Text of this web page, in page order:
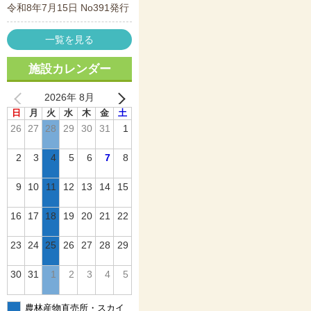
令和8年7月15日 No391発行
一覧を見る
施設カレンダー
2026年 8月
日 月 火 水 木 金 土
26 27 28 29 30 31 1
2 3 4 5 6 7 8
9 10 11 12 13 14 15
16 17 18 19 20 21 22
23 24 25 26 27 28 29
30 31 1 2 3 4 5
農林産物直売所・スカイ